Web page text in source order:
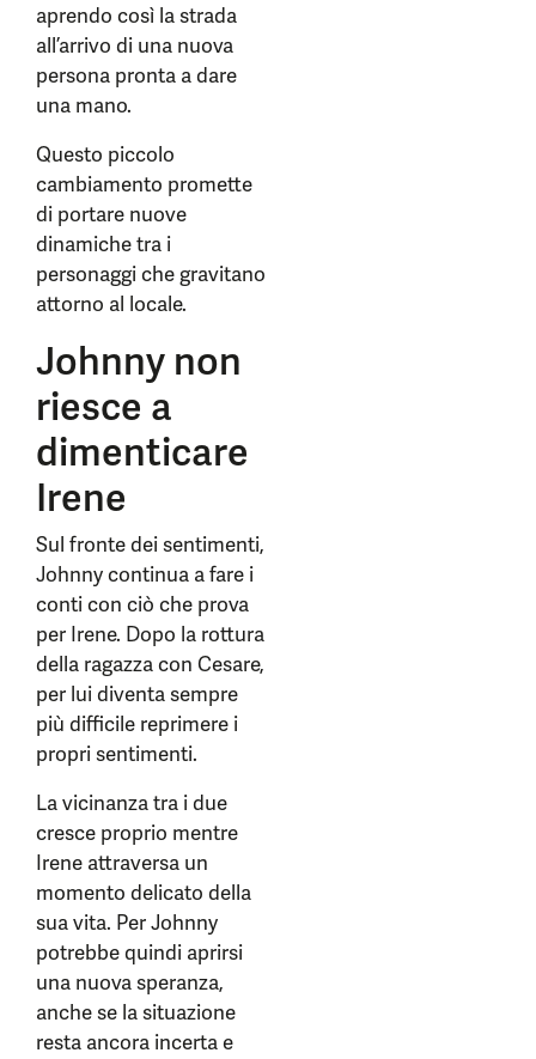
aprendo così la strada
all’arrivo di una nuova
persona pronta a dare
una mano.
Questo piccolo
cambiamento promette
di portare nuove
dinamiche tra i
personaggi che gravitano
attorno al locale.
Johnny non
riesce a
dimenticare
Irene
Sul fronte dei sentimenti,
Johnny continua a fare i
conti con ciò che prova
per Irene. Dopo la rottura
della ragazza con Cesare,
per lui diventa sempre
più difficile reprimere i
propri sentimenti.
La vicinanza tra i due
cresce proprio mentre
Irene attraversa un
momento delicato della
sua vita. Per Johnny
potrebbe quindi aprirsi
una nuova speranza,
anche se la situazione
resta ancora incerta e